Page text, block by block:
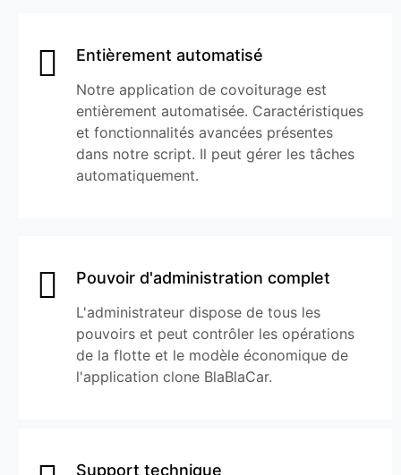
Entièrement automatisé
Notre application de covoiturage est
entièrement automatisée. Caractéristiques
et fonctionnalités avancées présentes
dans notre script. Il peut gérer les tâches
automatiquement.
Pouvoir d'administration complet
L'administrateur dispose de tous les
pouvoirs et peut contrôler les opérations
de la flotte et le modèle économique de
l'application clone BlaBlaCar.
Support technique